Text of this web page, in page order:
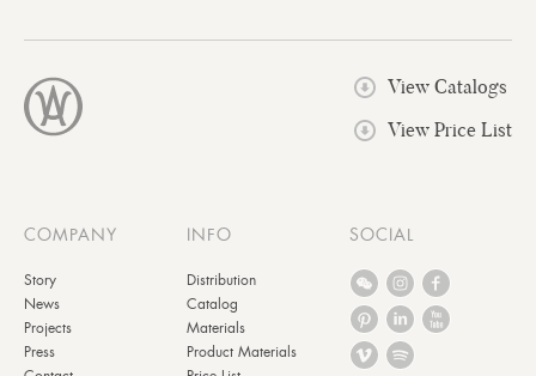
View Catalogs
View Price List
COMPANY
Story
News
Projects
Press
INFO
Distribution
Catalog
Materials
Product Materials
SOCIAL